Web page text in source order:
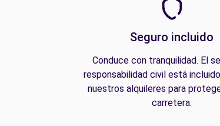
Seguro incluido
Conduce con tranquilidad. El
responsabilidad civil está
nuestros alquileres para
carretera.